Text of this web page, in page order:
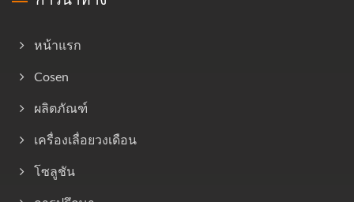
หน้าแรก
Cosen
ผลิตภัณฑ์
เครื่องเลื่อยวงเดือน
โซลูชัน